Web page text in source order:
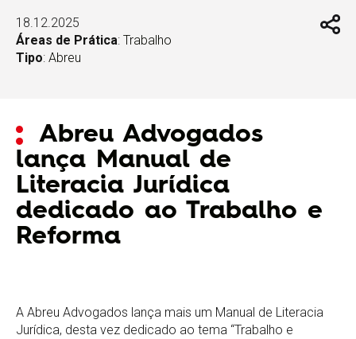
18.12.2025
Áreas de Prática: Trabalho
Tipo: Abreu
Abreu Advogados
lança Manual de
Literacia Jurídica
dedicado ao Trabalho e
Reforma
A Abreu Advogados lança mais um Manual de Literacia
Jurídica, desta vez dedicado ao tema “Trabalho e